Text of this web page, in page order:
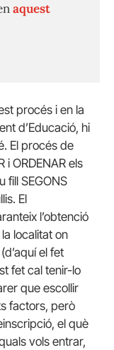
aquest
procés i en la
d’Educació, hi
El procés de
i ORDENAR els
fill SEGONS
El
l’obtenció
localitat on
el fet
fet cal tenir-lo
que escollir
factors, però
el què
vols entrar,